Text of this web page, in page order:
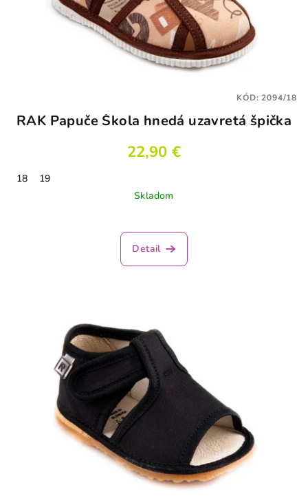
RAK Papuče Škola hnedá uzavretá špička
22,90 €
18
19
Skladom
Detail
KÓD:2094/18